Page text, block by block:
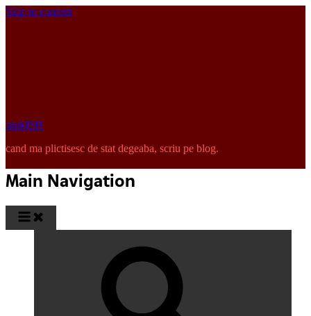
Skip to content
pinkISH
cand ma plictisesc de stat degeaba, scriu pe blog.
Main Navigation